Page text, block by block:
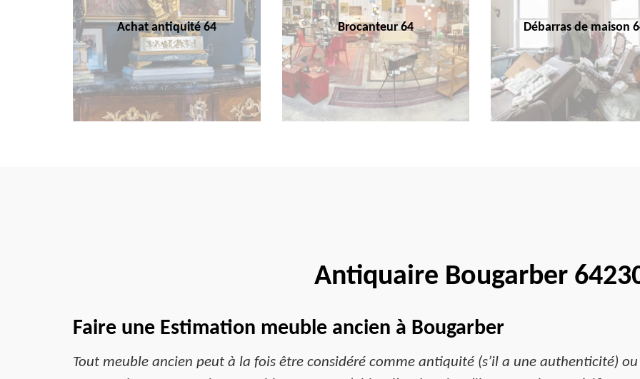
Achat antiquité 64 Brocanteur 64 Débarras de maison
Antiquaire Bougarber
Faire une Estimation meuble ancien à Bougarber
Tout meuble ancien peut à la fois être considéré comme antiquité (s’il a une authenticité)